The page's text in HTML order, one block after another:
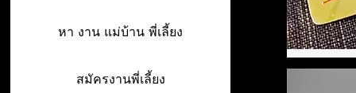
หา งาน แม่บ้าน พี่เลี้ยง
สมัครงานพี่เลี้ยง